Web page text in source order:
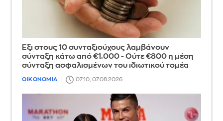
Έξι στους 10 συνταξιούχους λαμβάνουν
σύνταξη κάτω από €1.000 - Ούτε €800 η μέση
σύνταξη ασφαλισμένων του ιδιωτικού τομέα
ΟΙΚΟΝΟΜΙΑ 07:10, 07.08.2026